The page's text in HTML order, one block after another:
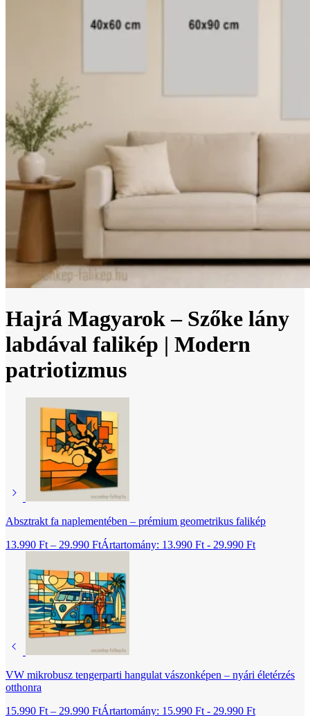
Hajrá Magyarok – Szőke lány
labdával falikép | Modern
patriotizmus
Absztrakt fa naplementében – prémium geometrikus falikép
13.990 Ft – 29.990 FtÁrtartomány: 13.990 Ft - 29.990 Ft
VW mikrobusz tengerparti hangulat vászonképen – nyári életérzés
otthonra
15.990 Ft – 29.990 FtÁrtartomány: 15.990 Ft - 29.990 Ft